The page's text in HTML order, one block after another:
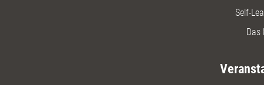
Self-
Das